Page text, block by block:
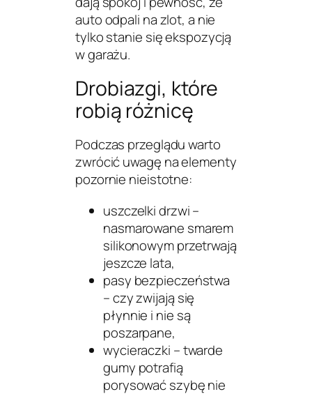
auto odpali na zlot, a nie
tylko stanie się ekspozycją
w garażu.
Drobiazgi, które
robią różnicę
Podczas przeglądu warto
zwrócić uwagę na elementy
pozornie nieistotne:
uszczelki drzwi –
nasmarowane smarem
silikonowym przetrwają
jeszcze lata,
pasy bezpieczeństwa
– czy zwijają się
płynnie i nie są
poszarpane,
wycieraczki – twarde
gumy potrafią
porysować szybę nie